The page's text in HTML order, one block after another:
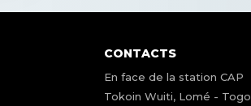
CONTACTS
En face de la station CAP
Tokoin Wuiti, Lomé - Togo